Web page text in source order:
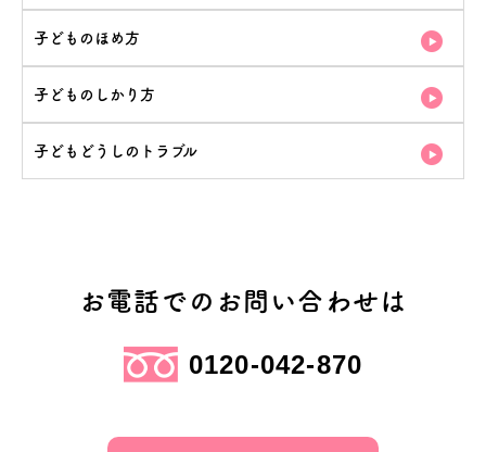
子どものほめ方
子どものしかり方
子どもどうしのトラブル
お電話でのお問い合わせは
0120-042-870